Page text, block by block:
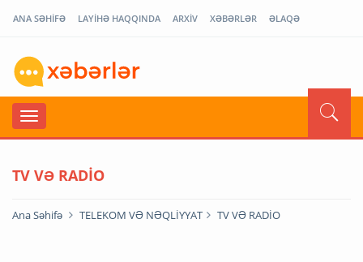
ANA SƏHİFƏ LAYİHƏ HAQQINDA ARXİV XƏBƏRLƏR ƏLAQƏ
TV VƏ RADİO
Ana Səhifə TELEKOM VƏ NƏQLİYYAT TV VƏ RADİO